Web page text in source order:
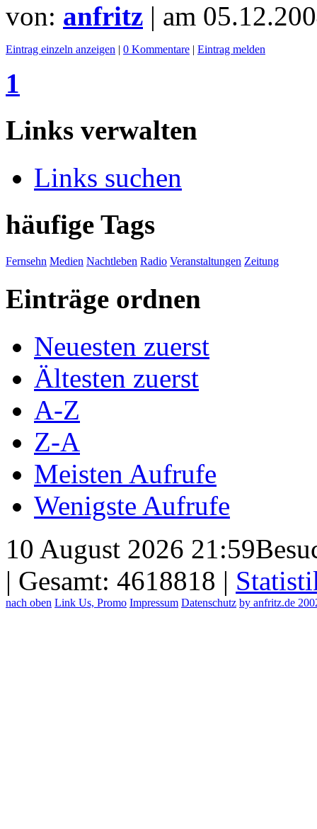
von: anfritz | am
Eintrag einzeln anzeigen | 0 Kommentare | Eintrag melden
1
Links verwalten
Links suchen
häufige Tags
Fernsehn Medien Nachtleben Radio Veranstaltungen Zeitung
Einträge ordnen
Neuesten zuerst
Ältesten zuerst
A-Z
Z-A
Meisten Aufrufe
Wenigste Aufrufe
10 August 2026 21:59
| Gesamt: 4618818 |
nach oben Link Us, Promo Impressum Datenschutz by anfritz.de